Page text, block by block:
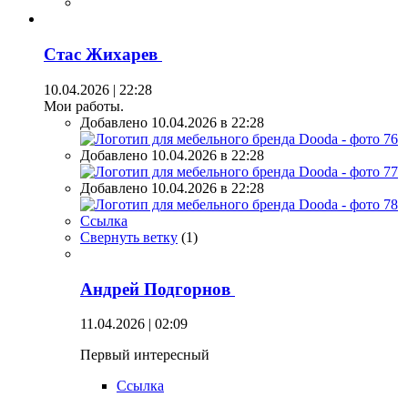
Стас Жихарев
10.04.2026 | 22:28
Мои работы.
Добавлено 10.04.2026 в 22:28
Добавлено 10.04.2026 в 22:28
Добавлено 10.04.2026 в 22:28
Ссылка
Свернуть ветку (1)
Андрей Подгорнов
11.04.2026 | 02:09
Первый интересный
Ссылка